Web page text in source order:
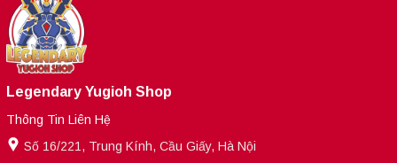
Legendary Yugioh Shop
Thông Tin Liên Hệ
Số 16/221, Trung Kính, Cầu Giấy, Hà Nội